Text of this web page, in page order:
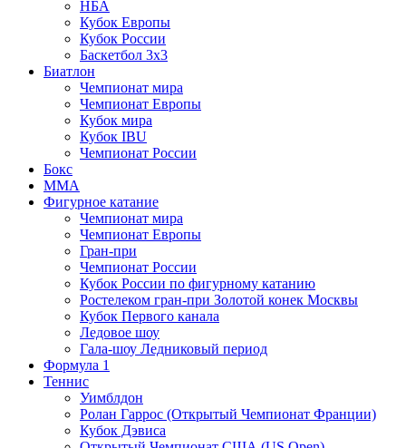
НБА
Кубок Европы
Кубок России
Баскетбол 3х3
Биатлон
Чемпионат мира
Чемпионат Европы
Кубок мира
Кубок IBU
Чемпионат России
Бокс
MMA
Фигурное катание
Чемпионат мира
Чемпионат Европы
Гран-при
Чемпионат России
Кубок России по фигурному катанию
Ростелеком гран-при Золотой конек Москвы
Кубок Первого канала
Ледовое шоу
Гала-шоу Ледниковый период
Формула 1
Теннис
Уимблдон
Ролан Гаррос (Открытый Чемпионат Франции)
Кубок Дэвиса